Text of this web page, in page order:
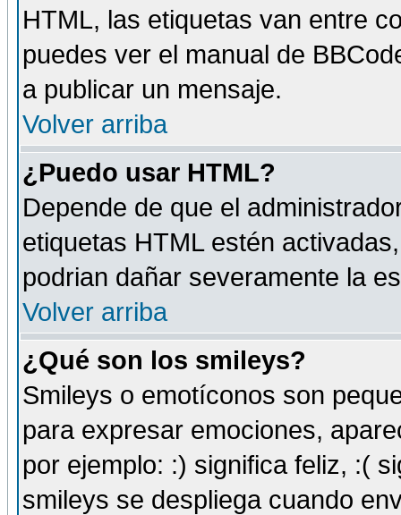
HTML, las etiquetas van entre
puedes ver el manual de
a publicar un mensaje.
Volver arriba
¿Puedo usar HTML?
Depende de que el
etiquetas HTML estén
podrian dañar severamente la
Volver arriba
¿Qué son los smileys?
Smileys o emotíconos son
para expresar emociones,
por ejemplo: :) significa feliz, :(
smileys se despliega cuando